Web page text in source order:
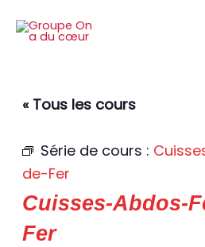
« Tous les cours
Série de cours :
de-Fer
Cuisses-Abdos-
Fer